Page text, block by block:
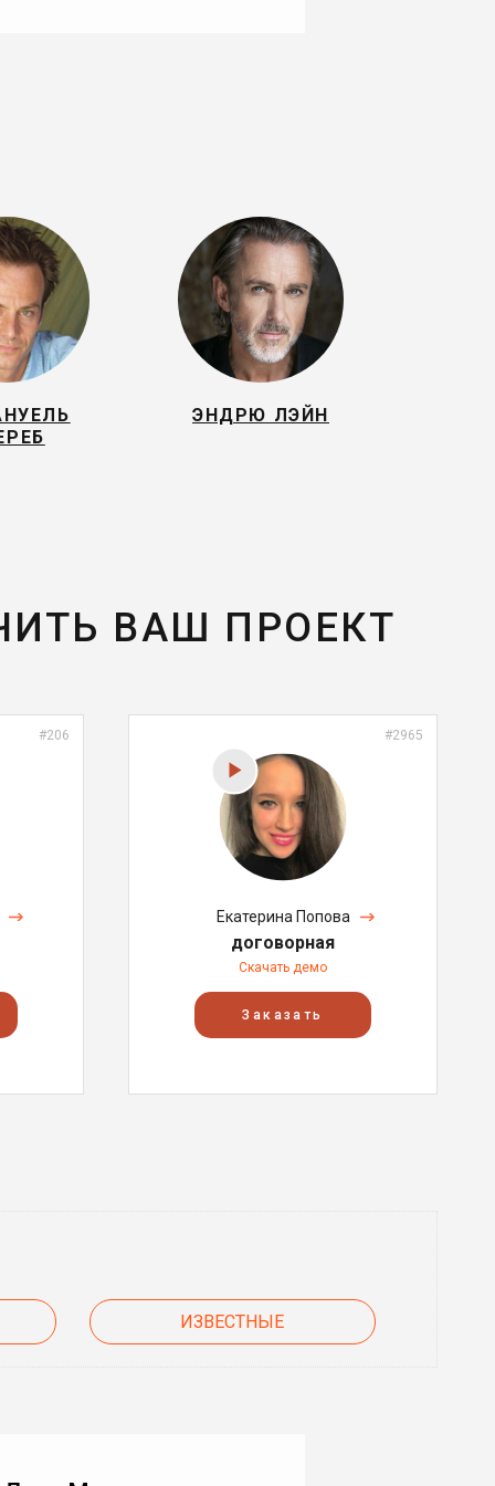
ЭНДРЮ ЛЭЙН
ВАШ ПРОЕКТ
#206 #2965
Екатерина Попова
договорная
Скачать демо
Заказать
ИЗВЕСТНЫЕ